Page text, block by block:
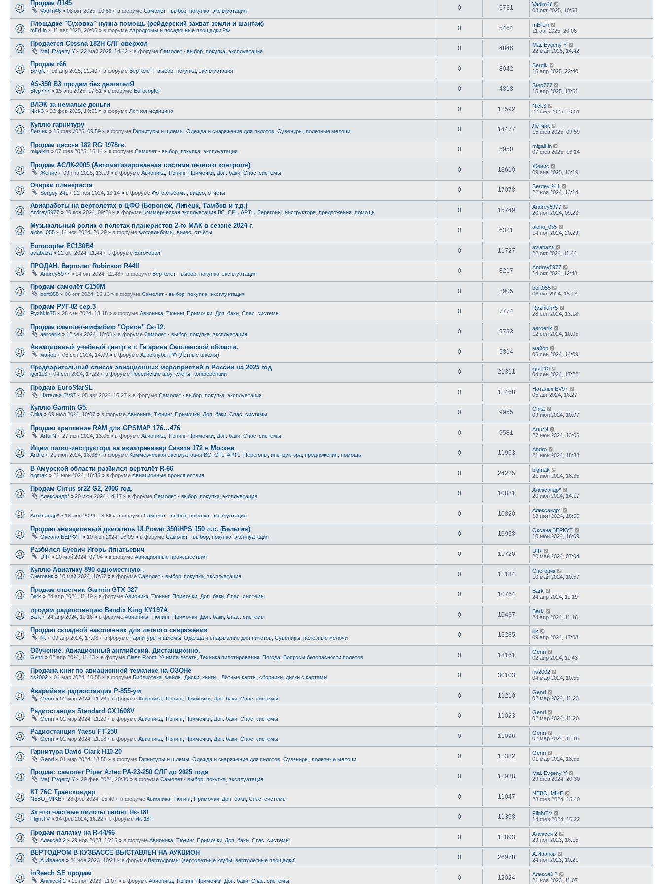
Продам Л145
Vadim46 » 08 окт 2025, 10:58 » в форуме Самолет - выбор, покупка, эксплуатация 0 5731
Vadim46
08 окт 2025, 10:58
Площадке "Суховка" нужна помощь (рейдерский захват земли и шантаж)
mErLin » 11 авг 2025, 20:06 » в форуме Аэродромы и посадочные площадки РФ 0 5464
mErLin
11 авг 2025, 20:06
Продается Cessna 182H СЛГ оверхол
Maj. Evgeny Y » 22 май 2025, 14:42 » в форуме Самолет - выбор, покупка, эксплуатация 0 4846
Maj. Evgeny Y
22 май 2025, 14:42
Продам r66
Sergik » 16 апр 2025, 22:40 » в форуме Вертолет - выбор, покупка, эксплуатация 0 8042
Sergik
16 апр 2025, 22:40
AS-350 B3 продам без двигателЯ
Step777 » 15 апр 2025, 17:51 » в форуме Eurocopter 0 4818
Step777
15 апр 2025, 17:51
ВЛЭК за немалые деньги
Nick3 » 22 фев 2025, 10:51 » в форуме Летная медицина 0 12592
Nick3
22 фев 2025, 10:51
Куплю гарнитуру
Летчик » 15 фев 2025, 09:59 » в форуме Гарнитуры и шлемы, Одежда и снаряжение для пилотов, Сувениры, полезные мелочи 0 14477
Летчик
15 фев 2025, 09:59
Продам цессна 182 RG 1978гв.
migalkin » 07 фев 2025, 16:14 » в форуме Самолет - выбор, покупка, эксплуатация 0 5950
migalkin
07 фев 2025, 16:14
Продам АСЛК-2005 (Автоматизированная система летного контроля)
Женис » 09 янв 2025, 13:19 » в форуме Авионика, Тюнинг, Примочки, Доп. баки, Спас. системы 0 18610
Женис
09 янв 2025, 13:19
Очерки планериста
Sergey 241 » 22 ноя 2024, 13:14 » в форуме Фотоальбомы, видео, отчёты 0 17078
Sergey 241
22 ноя 2024, 13:14
Авиаработы на вертолетах в ЦФО (Воронеж, Липецк, Тамбов и т.д.)
Andrey5977 » 20 ноя 2024, 09:23 » в форуме Коммерческая эксплуатация ВС, CPL, APTL, Перегоны, инструктора, предложения, помощь 0 15749
Andrey5977
20 ноя 2024, 09:23
Музыкальный ролик о полетах планеристов 2-го МАК в сезоне 2024 г.
aloha_055 » 14 ноя 2024, 20:29 » в форуме Фотоальбомы, видео, отчёты 0 6321
aloha_055
14 ноя 2024, 20:29
Eurocopter EC130B4
aviabaza » 22 окт 2024, 11:44 » в форуме Eurocopter 0 11727
aviabaza
22 окт 2024, 11:44
ПРОДАН. Вертолет Robinson R44II
Andrey5977 » 14 окт 2024, 12:48 » в форуме Вертолет - выбор, покупка, эксплуатация 0 8217
Andrey5977
14 окт 2024, 12:48
Продам самолёт С150М
bort055 » 06 окт 2024, 15:13 » в форуме Самолет - выбор, покупка, эксплуатация 0 8905
bort055
06 окт 2024, 15:13
Продам РУГ-82 сер.3
Ryzhkin75 » 28 сен 2024, 13:18 » в форуме Авионика, Тюнинг, Примочки, Доп. баки, Спас. системы 0 7774
Ryzhkin75
28 сен 2024, 13:18
Продам самолет-амфибию "Орион" Ск-12.
aeroerik » 12 сен 2024, 10:05 » в форуме Самолет - выбор, покупка, эксплуатация 0 9753
aeroerik
12 сен 2024, 10:05
Авиационный учебный центр в г. Гагарине Смоленской области.
майор » 06 сен 2024, 14:09 » в форуме Аэроклубы РФ (Лётные школы) 0 9814
майор
06 сен 2024, 14:09
Предварительный список авиационных мероприятий в России на 2025 год
igor113 » 04 сен 2024, 17:22 » в форуме Российские шоу, слёты, конференции 0 21311
igor113
04 сен 2024, 17:22
Продаю EuroStarSL
Наталья EV97 » 05 авг 2024, 16:27 » в форуме Самолет - выбор, покупка, эксплуатация 0 11468
Наталья EV97
05 авг 2024, 16:27
Куплю Garmin G5.
Chita » 09 июл 2024, 10:07 » в форуме Авионика, Тюнинг, Примочки, Доп. баки, Спас. системы 0 9955
Chita
09 июл 2024, 10:07
Продаю крепление RAM для GPSMAP 176…476
ArturN » 27 июн 2024, 13:05 » в форуме Авионика, Тюнинг, Примочки, Доп. баки, Спас. системы 0 9581
ArturN
27 июн 2024, 13:05
Ищем пилот-инструктора на авиатренажер Cessna 172 в Москве
Andro » 21 июн 2024, 18:38 » в форуме Коммерческая эксплуатация ВС, CPL, APTL, Перегоны, инструктора, предложения, помощь 0 11953
Andro
21 июн 2024, 18:38
В Амурской области разбился вертолёт R-66
bigmak » 21 июн 2024, 16:35 » в форуме Авиационные происшествия 0 24225
bigmak
21 июн 2024, 16:35
Продам Cirrus sr22 G2, 2006 год.
Александр* » 20 июн 2024, 14:17 » в форуме Самолет - выбор, покупка, эксплуатация 0 10881
Александр*
20 июн 2024, 14:17
.
Александр* » 18 июн 2024, 18:56 » в форуме Самолет - выбор, покупка, эксплуатация 0 10820
Александр*
18 июн 2024, 18:56
Продаю авиационный двигатель ULPower 350iHPS 150 л.с. (Бельгия)
Оксана БЕРКУТ » 10 июн 2024, 16:09 » в форуме Самолет - выбор, покупка, эксплуатация 0 10958
Оксана БЕРКУТ
10 июн 2024, 16:09
Разбился Буевич Игорь Игнатьевич
DIR » 20 май 2024, 07:04 » в форуме Авиационные происшествия 0 11720
DIR
20 май 2024, 07:04
Куплю Авиатику 890 одноместную .
Снеговик » 10 май 2024, 10:57 » в форуме Самолет - выбор, покупка, эксплуатация 0 11134
Снеговик
10 май 2024, 10:57
Продам ответчик Garmin GTX 327
Bark » 24 апр 2024, 11:19 » в форуме Авионика, Тюнинг, Примочки, Доп. баки, Спас. системы 0 10764
Bark
24 апр 2024, 11:19
продам радиостанцию Bendix King KY197A
Bark » 24 апр 2024, 11:16 » в форуме Авионика, Тюнинг, Примочки, Доп. баки, Спас. системы 0 10437
Bark
24 апр 2024, 11:16
Продаю складной наколенник для летного снаряжения
ilik » 09 апр 2024, 17:08 » в форуме Гарнитуры и шлемы, Одежда и снаряжение для пилотов, Сувениры, полезные мелочи 0 13285
ilik
09 апр 2024, 17:08
Обучение. Авиационный английский. Дистанционно.
Genri » 02 апр 2024, 11:43 » в форуме Class Room, Учимся летать, Техника пилотирования, Погода, Вопросы безопасности полетов 0 18161
Genri
02 апр 2024, 11:43
Продажа книг по авиационной тематике на ОЗОНе
ris2002 » 04 мар 2024, 10:55 » в форуме Библиотека. Файлы. Диски, книги... Лётные карты, сборники, диски с картами 0 30103
ris2002
04 мар 2024, 10:55
Аварийная радиостанция Р-855-ум
Genri » 02 мар 2024, 11:23 » в форуме Авионика, Тюнинг, Примочки, Доп. баки, Спас. системы 0 11210
Genri
02 мар 2024, 11:23
Радиостанция Standard GX1608V
Genri » 02 мар 2024, 11:20 » в форуме Авионика, Тюнинг, Примочки, Доп. баки, Спас. системы 0 11023
Genri
02 мар 2024, 11:20
Радиостанция Yaesu FT-250
Genri » 02 мар 2024, 11:18 » в форуме Авионика, Тюнинг, Примочки, Доп. баки, Спас. системы 0 11098
Genri
02 мар 2024, 11:18
Гарнитура David Clark H10-20
Genri » 01 мар 2024, 18:55 » в форуме Гарнитуры и шлемы, Одежда и снаряжение для пилотов, Сувениры, полезные мелочи 0 11382
Genri
01 мар 2024, 18:55
Продан: самолет Piper Aztec PA-23-250 СЛГ до 2025 года
Maj. Evgeny Y » 29 фев 2024, 20:30 » в форуме Самолет - выбор, покупка, эксплуатация 0 12938
Maj. Evgeny Y
29 фев 2024, 20:30
KT 76C Транспондер
NEBO_MIKE » 28 фев 2024, 15:40 » в форуме Авионика, Тюнинг, Примочки, Доп. баки, Спас. системы 0 11047
NEBO_MIKE
28 фев 2024, 15:40
За что частные пилоты любят Як-18Т
FlightTV » 14 фев 2024, 16:22 » в форуме Як-18Т 0 11398
FlightTV
14 фев 2024, 16:22
Продам палатку на R-44/66
Алексей 2 » 29 ноя 2023, 16:15 » в форуме Авионика, Тюнинг, Примочки, Доп. баки, Спас. системы 0 11893
Алексей 2
29 ноя 2023, 16:15
ВЕРТОДРОМ В КУЗБАССЕ ВЫСТАВЛЕН НА АУКЦИОН
А.Иванов » 24 ноя 2023, 10:21 » в форуме Вертодромы (вертолетные клубы, вертолетные площадки) 0 26978
А.Иванов
24 ноя 2023, 10:21
inReach SE продам
Алексей 2 » 21 ноя 2023, 11:07 » в форуме Авионика, Тюнинг, Примочки, Доп. баки, Спас. системы 0 12024
Алексей 2
21 ноя 2023, 11:07